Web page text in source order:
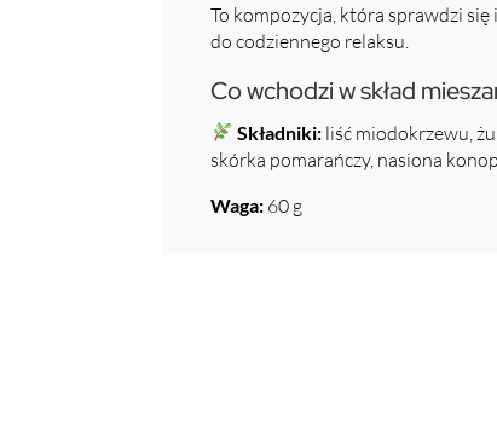
To kompozycja, która sprawdzi
do codziennego relaksu.
Co wchodzi w skład
Składniki:liść miodokrzewu,
skórka pomarańczy, nasiona
Waga: 60 g